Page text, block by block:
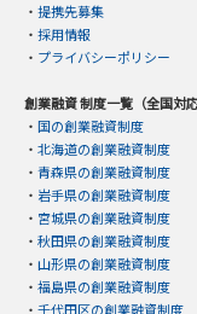
・ 提携先募集
・ 採用情報
・ プライバシーポリシー
創業融資 制度一覧（全国対応
・ 国の創業融資制度
・ 北海道の創業融資制度
・ 青森県の創業融資制度
・ 岩手県の創業融資制度
・ 宮城県の創業融資制度
・ 秋田県の創業融資制度
・ 山形県の創業融資制度
・ 福島県の創業融資制度
・ 千代田区の創業融資制度